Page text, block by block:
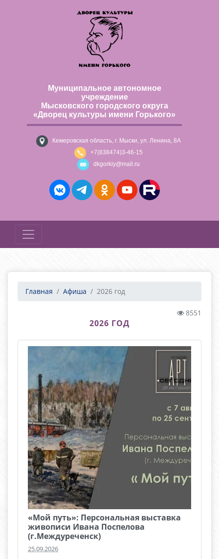
Муниципальное автономное
учреждение
Мысковского городского округа
«Дворец культуры имени Горького»
Кемеровская область, г. Мыски, ул. Ленина, 8А
+7(838474)3-46-15
dkgorkiy@mail.ru
Главная Афиша 2026 год
8551
2026 ГОД
«Мой путь»: Персональная выставка
живописи Ивана Поспелова
(г.Междуреченск)
25.09.2026